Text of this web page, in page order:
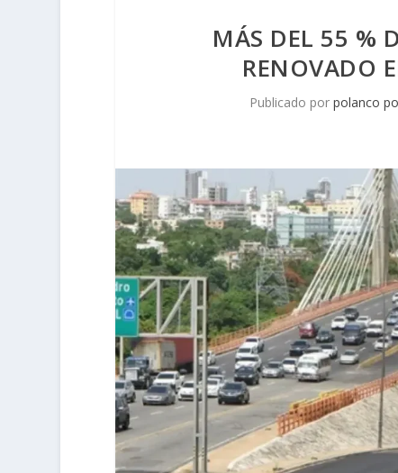
MÁS DEL 55 %
RENOVADO
Publicado por polanco